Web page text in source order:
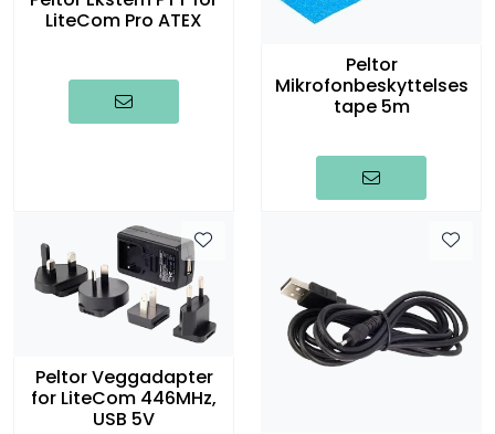
LiteCom Pro ATEX
Peltor
Mikrofonbeskyttelses
tape 5m
Peltor Veggadapter
for LiteCom 446MHz,
USB 5V